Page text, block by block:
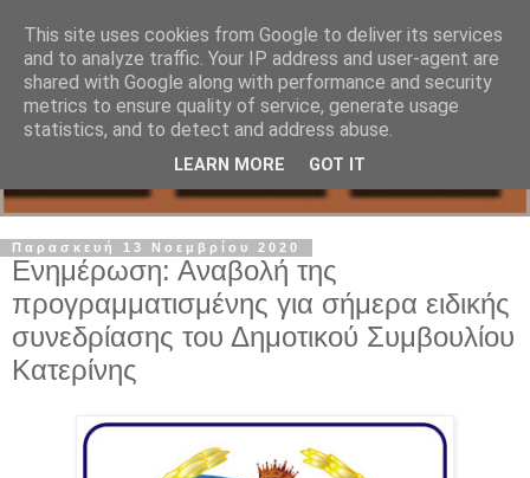
Παρασκευή 13 Νοεμβρίου 2020
Ενημέρωση: Αναβολή της
προγραμματισμένης για σήμερα ειδικής
συνεδρίασης του Δημοτικού Συμβουλίου
Κατερίνης
This site uses cookies from Google to deliver its services
and to analyze traffic. Your IP address and user-agent are
shared with Google along with performance and security
metrics to ensure quality of service, generate usage
statistics, and to detect and address abuse.
LEARN MORE GOT IT